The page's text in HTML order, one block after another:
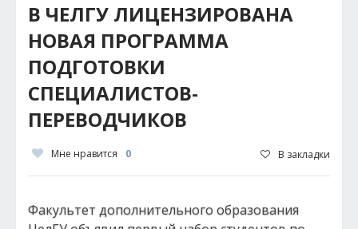
В ЧЕЛГУ ЛИЦЕНЗИРОВАНА
НОВАЯ ПРОГРАММА
ПОДГОТОВКИ
СПЕЦИАЛИСТОВ-
ПЕРЕВОДЧИКОВ
Мне нравится 0 В закладки
Факультет дополнительного образования